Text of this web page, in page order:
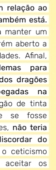
relação ao
está.
manter um
aberto a
para
dragões
na
de tinta
se fosse
não teria
do
ceticismo
aceitar os